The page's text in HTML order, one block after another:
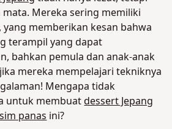
Mereka sering memiliki
memberikan kesan bahwa
terampil yang dapat
bahkan pemula dan anak-anak
mereka mempelajari tekniknya
Mengapa tidak
untuk membuatdessert Jepang
panasini?